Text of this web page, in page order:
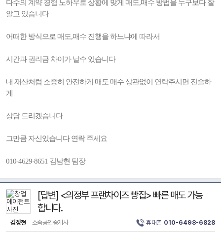
다수의 계약 경험 노하우로 상황에 맞게 매도,매수 방법을 누구보다 잘
알고 있습니다
어떠한 방식으로 매도,매수 진행을 하느냐에 따라서
시간과 권리금 차이가 날수 있습니다
내 재산처럼 소중히 안전하게 매도 매수 상관없이 연락주시면 진솔하
게
상담 드리겠습니다
그만큼 자신있습니다 연락 주세요
010-4629-8651 김남현 팀장
[답변] <의정부 프랜차이즈 빵집> 빠른 매도 가능
합니다.
김장현 소속공인중개사 휴대폰 010-6498-6828